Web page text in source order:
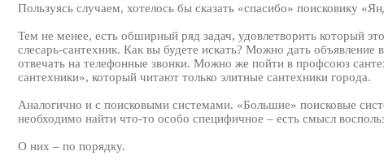
Пользуясь случаем, хотелось бы сказать «спасибо» поисковику
Тем не менее, есть обширный ряд задач, удовлетворить который
слесарь-сантехник. Как вы будете искать? Можно дать
отвечать на телефонные звонки. Можно же пойти в профсоюз
сантехники», который читают только элитные сантехники города.
Аналогично и с поисковыми системами. «Большие» поисковые
необходимо найти что-то особо специфичное – есть смысл
О них – по порядку.